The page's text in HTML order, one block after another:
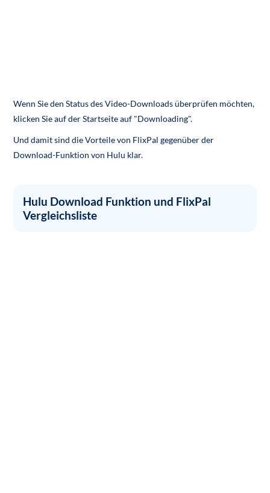
Wenn Sie den Status des Video-Downloads überprüfen möchten,
klicken Sie auf der Startseite auf "Downloading".
Und damit sind die Vorteile von FlixPal gegenüber der
Download-Funktion von Hulu klar.
Hulu Download Funktion und FlixPal
Vergleichsliste